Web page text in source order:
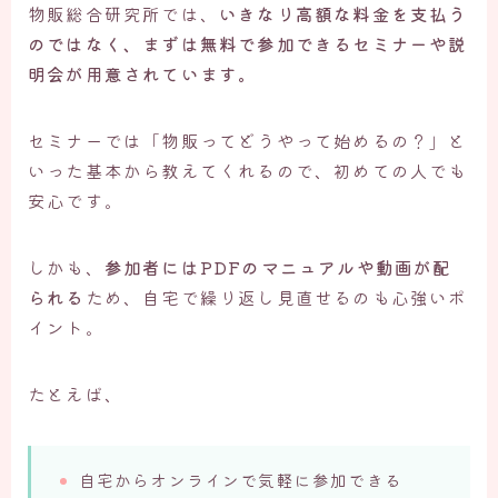
物販総合研究所では、 いきなり高額な料金を支払う
のではなく、まずは無料で参加できるセミナーや説
明会が用意されています。
セミナーでは「物販ってどうやって始めるの？」と
いった基本から教えてくれるので、初めての人でも
安心です。
しかも、 参加者にはPDFのマニュアルや動画が配
られる ため、自宅で繰り返し見直せるのも心強いポ
イント。
たとえば、
自宅からオンラインで気軽に参加できる